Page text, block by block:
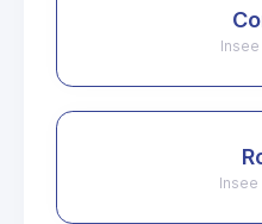
Insee
Insee